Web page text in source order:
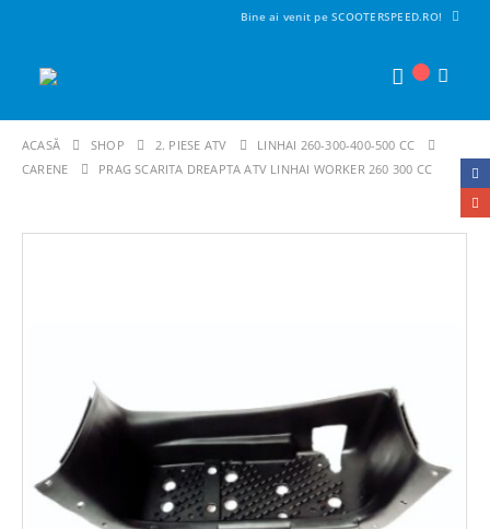
Bine ai venit pe SCOOTERSPEED.RO!
ACASĂ SHOP 2. PIESE ATV
LINHAI 260-300-400-500 CC
CARENE
PRAG SCARITA DREAPTA ATV LINHAI WORKER 260 300 CC